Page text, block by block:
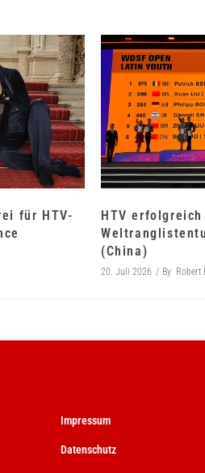
für HTV-
HTV erfolgreich
(China)
20. Juli 2026 By Robert
Impressum
Datenschutz